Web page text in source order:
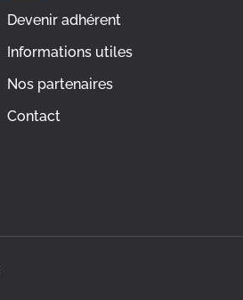
Devenir adhérent
Informations utiles
Nos partenaires
Contact